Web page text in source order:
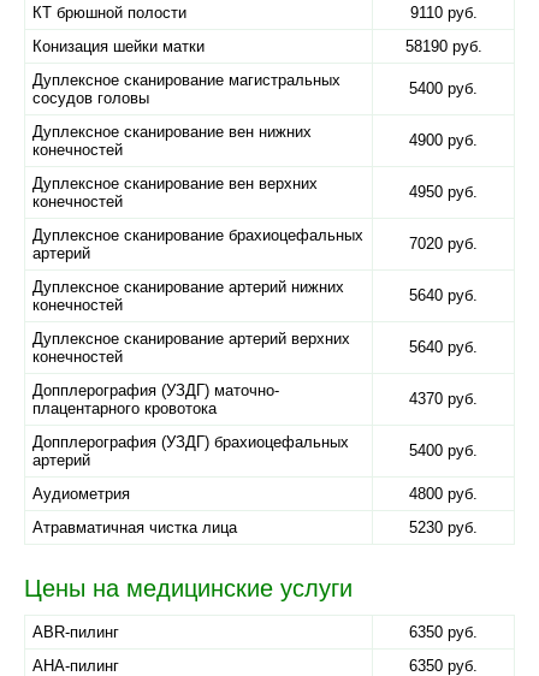
КТ брюшной полости
9110 руб.
Конизация шейки матки
58190 руб.
Дуплексное сканирование магистральных
сосудов головы
5400 руб.
Дуплексное сканирование вен нижних
конечностей
4900 руб.
Дуплексное сканирование вен верхних
конечностей
4950 руб.
Дуплексное сканирование брахиоцефальных
артерий
7020 руб.
Дуплексное сканирование артерий нижних
конечностей
5640 руб.
Дуплексное сканирование артерий верхних
конечностей
5640 руб.
Допплерография (УЗДГ) маточно-
плацентарного кровотока
4370 руб.
Допплерография (УЗДГ) брахиоцефальных
артерий
5400 руб.
Аудиометрия
4800 руб.
Атравматичная чистка лица
5230 руб.
Цены на медицинские услуги
ABR-пилинг
6350 руб.
AHA-пилинг
6350 руб.